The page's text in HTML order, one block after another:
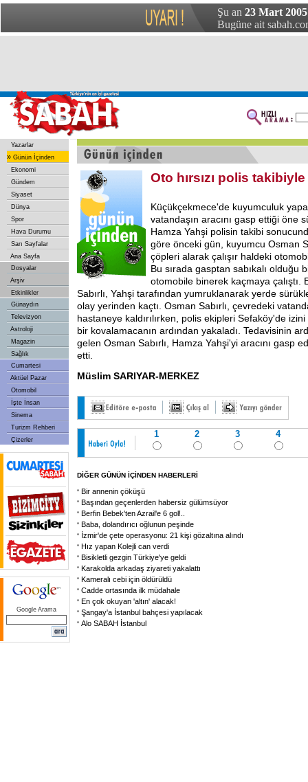
Şu an 23 Mart
Bugüne ait
Yazarlar
» Günün İçinden
Ekonomi
Gündem
Siyaset
Dünya
Spor
Hava Durumu
Sarı Sayfalar
Ana Sayfa
Dosyalar
Arşiv
Etkinlikler
Günaydın
Televizyon
Astroloji
Magazin
Sağlık
Cumartesi
Aktüel Pazar
Otomobil
İşte İnsan
Sinema
Turizm Rehberi
Çizerler
Google Arama
Oto hırsızı polis
Küçükçekmece'de kuyumculuk
vatandaşın aracını gasp ettiği öne
Hamza Yahşi polisin takibi
göre önceki gün, kuyumcu Osman
çöpleri alarak çalışır haldeki
Bu sırada gasptan sabıkalı olduğu
otomobile binerek kaçmaya çalıştı.
Sabırlı, Yahşi tarafından yumruklanarak yerde
olay yerinden kaçtı. Osman Sabırlı, çevredeki
hastaneye kaldırılırken, polis ekipleri Sefaköy'de
bir kovalamacanın ardından yakaladı. Tedavisinin
gelen Osman Sabırlı, Hamza Yahşi'yi aracını gasp
etti.
Müslim SARIYAR-MERKEZ
1 2 3 4
DİĞER GÜNÜN İÇİNDEN HABERLERİ
Bir annenin çöküşü
Başından geçenlerden habersiz gülümsüyor
Berfin Bebek'ten Azrail'e 6 gol!..
Baba, dolandırıcı oğlunun peşinde
İzmir'de çete operasyonu: 21 kişi gözaltına alındı
Hız yapan Kolejli can verdi
Bisikletli gezgin Türkiye'ye geldi
Karakolda arkadaş ziyareti yakalattı
Kameralı cebi için öldürüldü
Cadde ortasında ilk müdahale
En çok okuyan 'altın' alacak!
Şangay'a İstanbul bahçesi yapılacak
Alo SABAH İstanbul